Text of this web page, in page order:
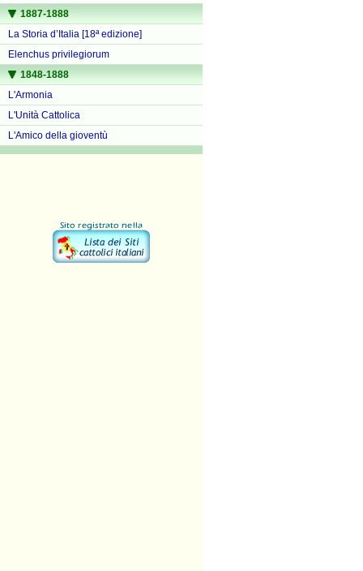
1887-1888
La Storia d’Italia [18ª edizione]
Elenchus privilegiorum
1848-1888
L'Armonia
L'Unità Cattolica
L'Amico della gioventù